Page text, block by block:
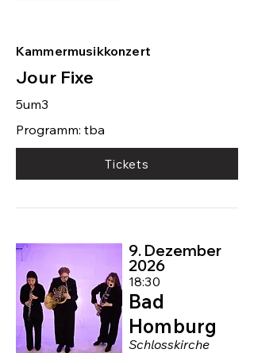
Kammermusikkonzert
Jour Fixe
5um3
Programm: tba
Tickets
9. Dezember
2026
18:30
Bad
Homburg
Schlosskirche